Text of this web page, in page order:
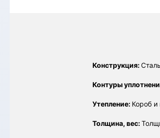
Конструкция:
Контуры
Утепление: Короб и
Толщина, вес: